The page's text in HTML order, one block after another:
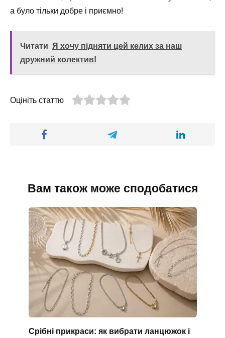
а було тільки добре і приємно!
Читати Я хочу підняти цей келих за наш
дружний колектив!
Оцініть статтю
Вам також може сподобатися
Срібні прикраси: як вибрати ланцюжок і